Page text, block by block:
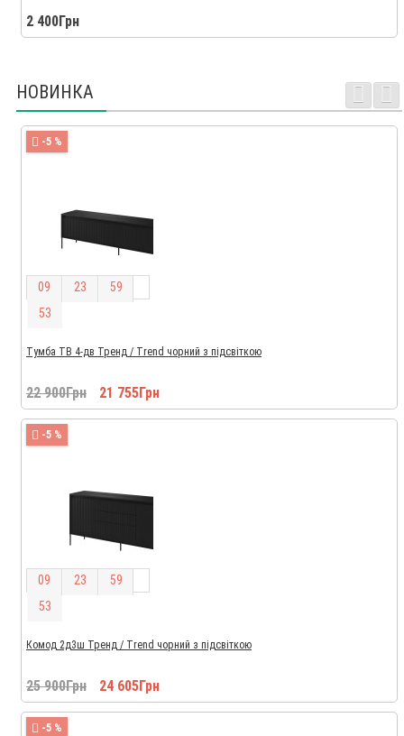
2 400Грн
НОВИНКА
-5 %
09 23 59
52
Тумба ТВ 4-дв Тренд / Trend чорний з підсвіткою
22 900Грн 21 755Грн
-5 %
09 23 59
52
Комод 2д3ш Тренд / Trend чорний з підсвіткою
25 900Грн 24 605Грн
-5 %